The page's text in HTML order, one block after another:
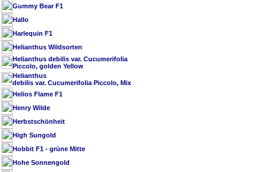
Gummy Bear F1
Hallo
Harlequin F1
Helianthus Wildsorten
Helianthus debilis var. Cucumerifolia
Piccolo, golden Yellow
Helianthus
debilis var. Cucumerifolia Piccolo, Mix
Helios Flame F1
Henry Wilde
Herbstschönheit
High Sungold
Hobbit F1 - grüne Mitte
Hohe Sonnengold